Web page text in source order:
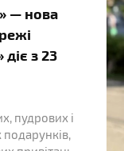
— нова
з 23
пудрових і